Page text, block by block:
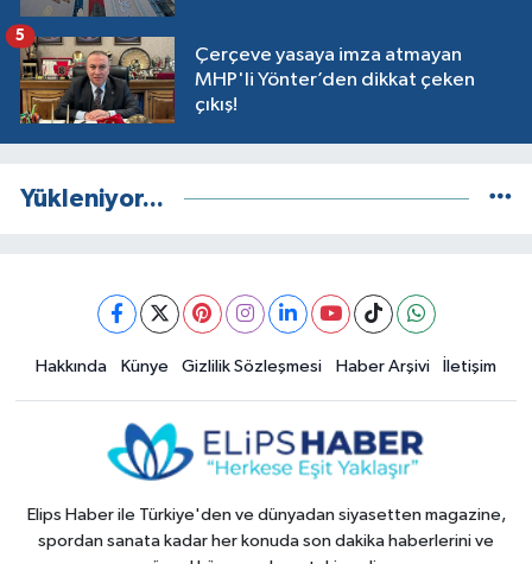
Çerçeve yasaya imza atmayan
MHP'li Yönter’den dikkat çeken
çıkış!
5
Yükleniyor...
Hakkında Künye Gizlilik Sözleşmesi Haber Arşivi İletişim
Elips Haber ile Türkiye'den ve dünyadan siyasetten magazine,
spordan sanata kadar her konuda son dakika haberlerini ve